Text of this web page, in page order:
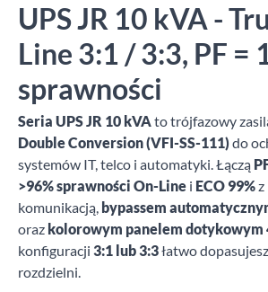
UPS JR 10 kVA -
Line 3:1 / 3:3, PF =
sprawności
Seria UPS JR 10 kVAto trójfazowy
Double Conversion (VFI-SS-111)do
systemów IT, telco i automatyki. Łączą
>96% sprawności On-Line i ECO 99%z
komunikacją, bypassem
oraz kolorowym panelem dotykowym
konfiguracji 3:1 lub 3:3łatwo
rozdzielni.